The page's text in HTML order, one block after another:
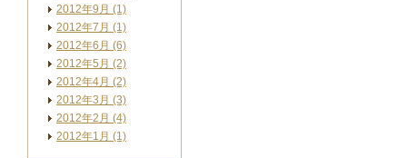
2012年9月 (1)
2012年7月 (1)
2012年6月 (6)
2012年5月 (2)
2012年4月 (2)
2012年3月 (3)
2012年2月 (4)
2012年1月 (1)